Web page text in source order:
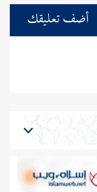
أضف تعليقك